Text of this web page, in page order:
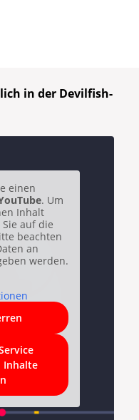
in der Devilfish-
einen
. Um
Inhalt
auf die
beachten
an
werden.
Inhalte